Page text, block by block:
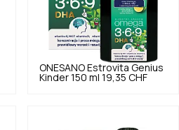
ONESANO Estrovita Genius
Kinder 150 ml 19,35 CHF